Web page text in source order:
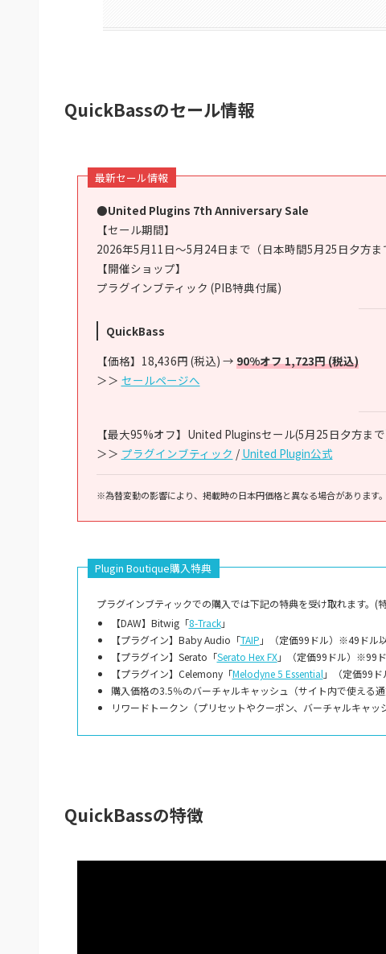
QuickBassのセール情報
最新セール情報
●United Plugins 7th Anniversary Sale
【セール期間】
2026年5月11日～5月24日まで（日本時間5月25日夕方ま
【開催ショップ】
プラグインブティック (PIB特典付属)
QuickBass
【価格】18,436円 (税込) → 90%オフ 1,723円 (税込)
＞＞ セールページへ
【最大95%オフ】United Pluginsセール(5月25日夕方ま
＞＞ プラグインブティック / United Plugin公式
※為替変動の影響により、掲載時の日本円価格と異なる場合があります
Plugin Boutique購入特典
プラグインブティックでの購入では下記の特典を受け取れます。(
【DAW】Bitwig「8-Track」
【プラグイン】Baby Audio「TAIP 」（定価99ドル）※49ドル
【プラグイン】Serato「Serato Hex FX」（定価99ドル）※99
【プラグイン】Celemony「Melodyne 5 Essential 」（定価99
購入価格の3.5％のバーチャルキャッシュ（サイト内で使える
リワードトークン（プリセットやクーポン、バーチャルキャ
QuickBassの特徴